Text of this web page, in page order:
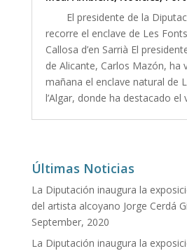
El presidente de la
recorre el enclave de Les
Callosa d’en Sarrià El
de Alicante, Carlos Mazón, ha
mañana el enclave natural de
l’Algar, donde ha destacado el
Últimas Noticias
La Diputación inaugura la
del artista alcoyano Jorge Cerdá
September, 2020
La Diputación inaugura la